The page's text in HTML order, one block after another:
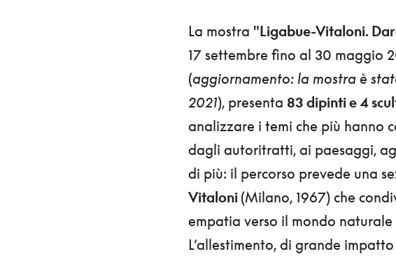
La mostra "Ligabue-Vitaloni.
17 settembre fino al 30 maggio
(aggiornamento: la mostra è
2021), presenta 83 dipinti e 4
analizzare i temi che più hanno
dagli autoritratti, ai paesaggi,
di più: il percorso prevede una
Vitaloni (Milano, 1967) che
empatia verso il mondo naturale
L’allestimento, di grande